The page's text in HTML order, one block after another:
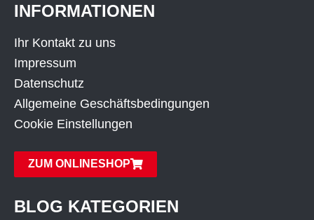
INFORMATIONEN
Ihr Kontakt zu uns
Impressum
Datenschutz
Allgemeine Geschäftsbedingungen
Cookie Einstellungen
ZUM ONLINESHOP
BLOG KATEGORIEN